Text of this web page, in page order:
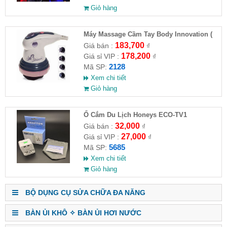
Giỏ hàng
Máy Massage Cầm Tay Body Innovation (
HĐ )
Giá bán : 183,700₫
Giá sỉ VIP : 178,200₫
Mã SP: 2128
Xem chi tiết
Giỏ hàng
Ổ Cắm Du Lịch Honeys ECO-TV1
Giá bán : 32,000₫
Giá sỉ VIP : 27,000₫
Mã SP: 5685
Xem chi tiết
Giỏ hàng
BỘ DỤNG CỤ SỬA CHỮA ĐA NĂNG
BÀN ỦI KHÔ ✧ BÀN ỦI HƠI NƯỚC